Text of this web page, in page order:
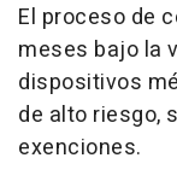
El proceso de
meses bajo la
dispositivos
de alto riesgo,
exenciones.